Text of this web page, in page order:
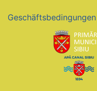
Geschäftsbedingungen